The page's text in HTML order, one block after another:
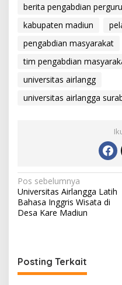
berita pengabdian
kabupaten madiun
pengabdian masyarakat
tim pengabdian
universitas airlangg
universitas airlangga
Navigasi
pos
Pos sebelumnya
Universitas Airlangga Latih
Bahasa Inggris Wisata di
Desa Kare Madiun
Posting Terkait